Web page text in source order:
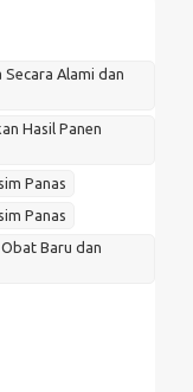
Alami dan
Hasil Panen
Panas
Panas
Baru dan